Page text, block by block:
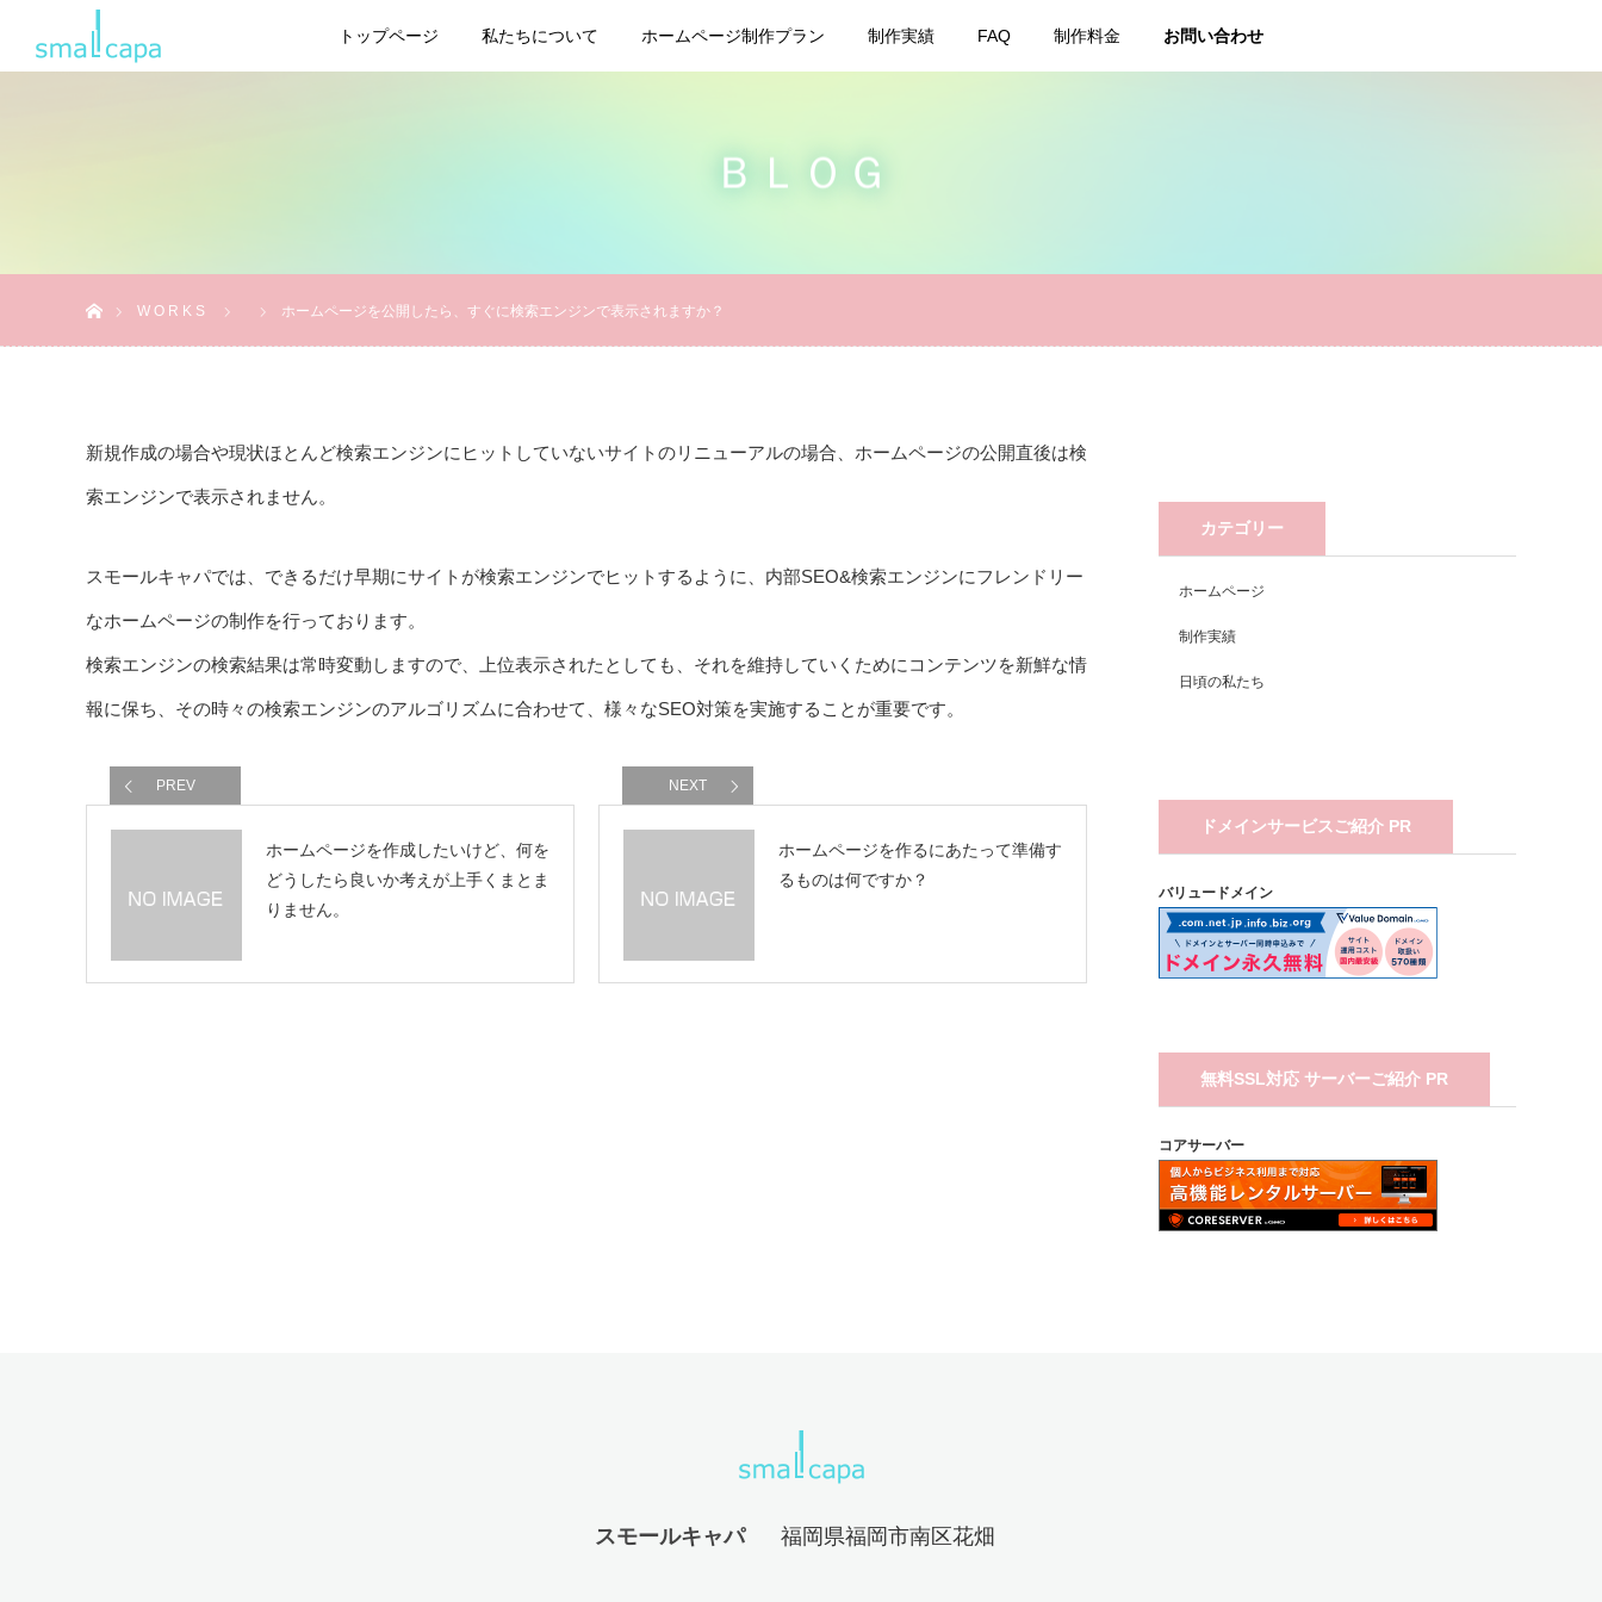
トップページ 私たちについて ホームページ制作プラン 制作実績 FAQ 制作料金 お問い合わせ
ＢＬＯＧ
W O R K S
ホームページを公開したら、すぐに検索エンジンで表示されますか？
新規作成の場合や現状ほとんど検索エンジンにヒットしていないサイトのリニューアルの場合、ホームページの公開直後は検
索エンジンで表示されません。
スモールキャパでは、できるだけ早期にサイトが検索エンジンでヒットするように、内部SEO&検索エンジンにフレンドリー
なホームページの制作を行っております。
検索エンジンの検索結果は常時変動しますので、上位表示されたとしても、それを維持していくためにコンテンツを新鮮な情
報に保ち、その時々の検索エンジンのアルゴリズムに合わせて、様々なSEO対策を実施することが重要です。
PREV
ホームページを作成したいけど、何を
どうしたら良いか考えが上手くまとま
りません。
NEXT
ホームページを作るにあたって準備す
るものは何ですか？
カテゴリー
ホームページ
制作実績
日頃の私たち
ドメインサービスご紹介 PR
バリュードメイン
無料SSL対応 サーバーご紹介 PR
コアサーバー
スモールキャパ 福岡県福岡市南区花畑